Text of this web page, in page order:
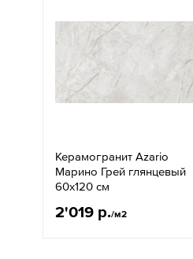
Керамогранит Azario
Марино Грей глянцевый
60x120 см
2'019 р./м2